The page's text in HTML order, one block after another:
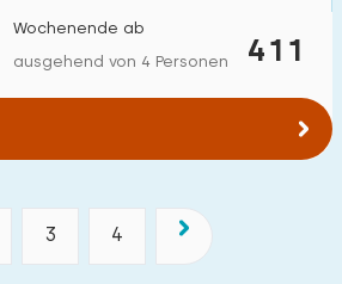
411
Wochenende ab
ausgehend von 4 Personen
3 4